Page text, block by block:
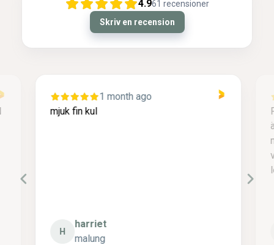
4.961 recensioner
Skriv en recension
1 month ago
mjuk fin kul
H
harriet
malung